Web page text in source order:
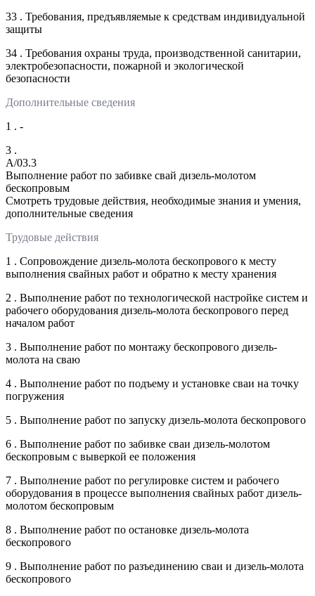
33 . Требования, предъявляемые к средствам индивидуальной
защиты
34 . Требования охраны труда, производственной санитарии,
электробезопасности, пожарной и экологической
безопасности
Дополнительные сведения
1 . -
3 .
A/03.3
Выполнение работ по забивке свай дизель-молотом
бескопровым
Смотреть трудовые действия, необходимые знания и умения,
дополнительные сведения
Трудовые действия
1 . Сопровождение дизель-молота бескопрового к месту
выполнения свайных работ и обратно к месту хранения
2 . Выполнение работ по технологической настройке систем и
рабочего оборудования дизель-молота бескопрового перед
началом работ
3 . Выполнение работ по монтажу бескопрового дизель-
молота на сваю
4 . Выполнение работ по подъему и установке сваи на точку
погружения
5 . Выполнение работ по запуску дизель-молота бескопрового
6 . Выполнение работ по забивке сваи дизель-молотом
бескопровым с выверкой ее положения
7 . Выполнение работ по регулировке систем и рабочего
оборудования в процессе выполнения свайных работ дизель-
молотом бескопровым
8 . Выполнение работ по остановке дизель-молота
бескопрового
9 . Выполнение работ по разъединению сваи и дизель-молота
бескопрового